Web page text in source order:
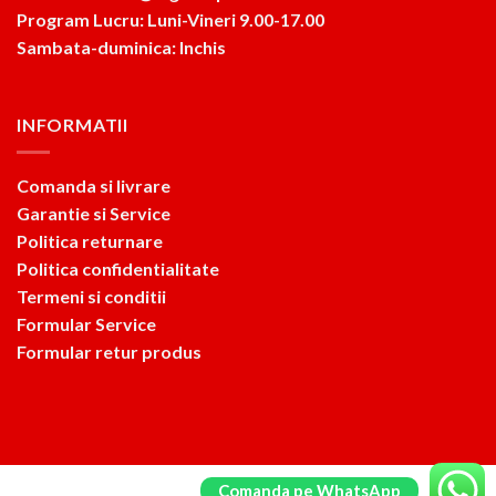
Program Lucru: Luni-Vineri 9.00-17.00
Sambata-duminica: Inchis
INFORMATII
Comanda si livrare
Garantie si Service
Politica returnare
Politica confidentialitate
Termeni si conditii
Formular Service
Formular retur produs
Comanda pe WhatsApp